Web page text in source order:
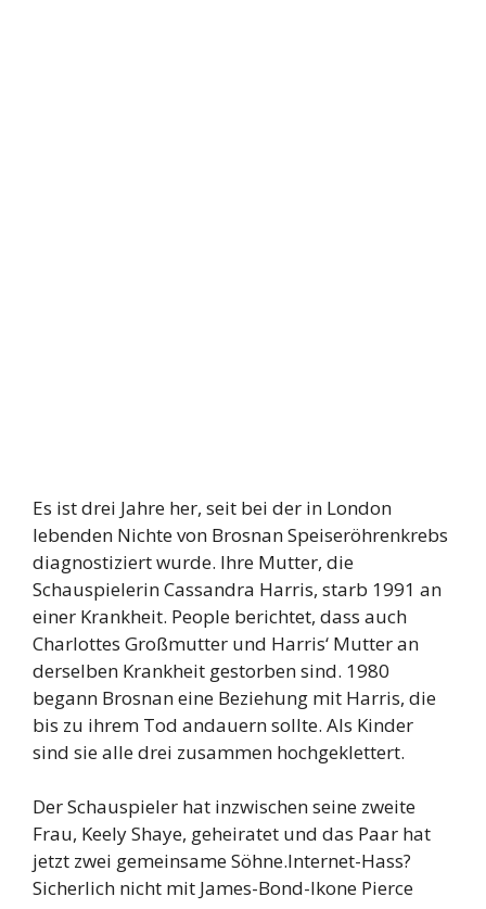
Es ist drei Jahre her, seit bei der in London
lebenden Nichte von Brosnan Speiseröhrenkrebs
diagnostiziert wurde. Ihre Mutter, die
Schauspielerin Cassandra Harris, starb 1991 an
einer Krankheit. People berichtet, dass auch
Charlottes Großmutter und Harris‘ Mutter an
derselben Krankheit gestorben sind. 1980
begann Brosnan eine Beziehung mit Harris, die
bis zu ihrem Tod andauern sollte. Als Kinder
sind sie alle drei zusammen hochgeklettert.
Der Schauspieler hat inzwischen seine zweite
Frau, Keely Shaye, geheiratet und das Paar hat
jetzt zwei gemeinsame Söhne.Internet-Hass?
Sicherlich nicht mit James-Bond-Ikone Pierce